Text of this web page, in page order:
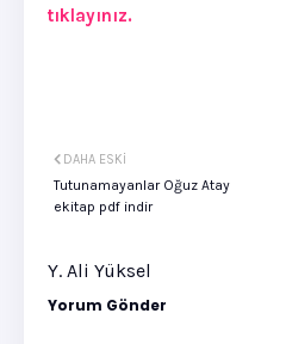
tıklayınız.
DAHA ESKI
Tutunamayanlar Oğuz Atay
ekitap pdf indir
Y. Ali Yüksel
Yorum Gönder